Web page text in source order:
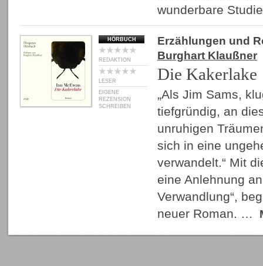
wunderbare
HÖRBUCH
REDAKTION
LESER
EIGENE
REZENSION
SCHREIBEN
Erzählungen und
Burghart Klaußner
Die Kakerlake
„Als Jim Sams,
tiefgründig, an
unruhigen
sich in eine
verwandelt.“ Mit
eine Anlehnung
Verwandlung“,
neuer Roman. …